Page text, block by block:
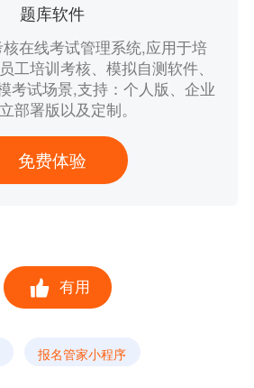
题库软件
在线考试管理系统,应用于培
工培训考核、模拟自测软件、
考试场景,支持：个人版、企业
部署版以及定制。
免费体验
有用
报名管家小程序